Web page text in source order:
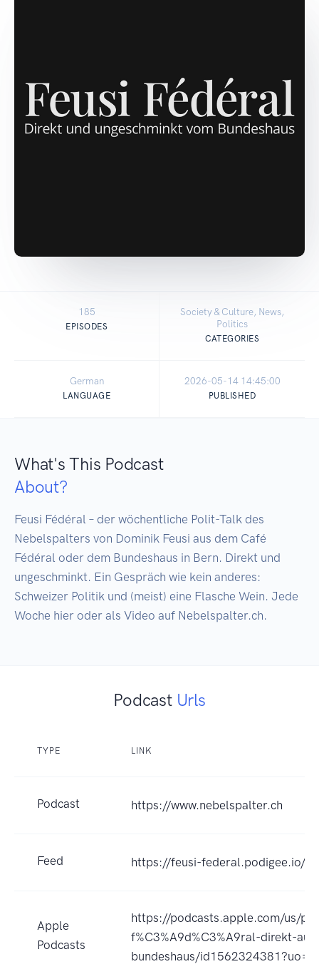
185
EPISODES
Society & Culture, News,
Politics
CATEGORIES
German
LANGUAGE
2026-05-14 14:45:00
PUBLISHED
What's This Podcast
About?
Feusi Fédéral – der wöchentliche Polit-Talk des
Nebelspalters von Dominik Feusi aus dem Café
Fédéral oder dem Bundeshaus in Bern. Direkt und
ungeschminkt. Ein Gespräch wie kein anderes:
Schweizer Politik und (meist) eine Flasche Wein. Jede
Woche hier oder als Video auf Nebelspalter.ch.
Podcast Urls
TYPE LINK
Podcast https://www.nebelspalter.ch
Feed https://feusi-federal.podigee.io/
Apple
Podcasts
https://podcasts.apple.com/us/
f%C3%A9d%C3%A9ral-direkt-
bundeshaus/id1562324381?uo=4